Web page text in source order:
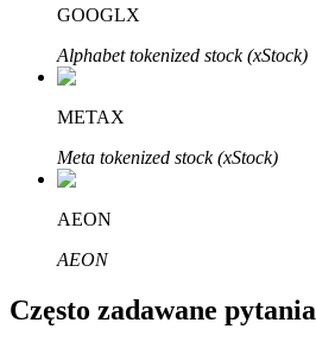
Bitruści Partnerzy
Afiliaci Bitrue
GOOGLX
Alphabet tokenized stock (xStock)
METAX
Meta tokenized stock (xStock)
AEON
AEON
Często zadawane pytania